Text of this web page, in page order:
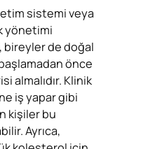
sistemi veya
yönetimi
de doğal
önce
almalıdır. Klinik
iş yapar gibi
kişiler bu
Ayrıca,